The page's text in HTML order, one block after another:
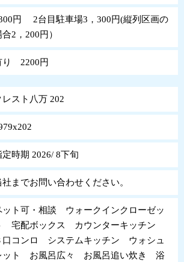
円 2台目駐車場3，300円(縦列区画の
合2，200円）
り 2200円
レスト八万 202
定時期 2026/ 8下旬
社までお問い合わせください。
ット可・相談 ウォークインクローゼッ
宅配ボックス カウンターキッチン
口コンロ システムキッチン ウォシュ
ット お風呂広々 お風呂追い炊き 浴